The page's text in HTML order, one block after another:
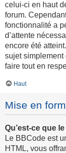
celui-ci en haut
forum.
fonctionnalité a
d’attente
encore été
sujet simplement
faire tout en
Haut
Mise en
Qu’est-ce que
Le BBCode est
HTML, vous